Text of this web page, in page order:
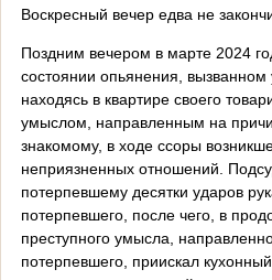
Воскресный вечер едва не
Поздним вечером в марте 2024
состоянии опьянения, вызванном
находясь в квартире своего
умыслом, направленным на
знакомому, в ходе ссоры
неприязненных отношений.
потерпевшему десятки ударов
потерпевшего, после чего, в
преступного умысла,
потерпевшего, приискал